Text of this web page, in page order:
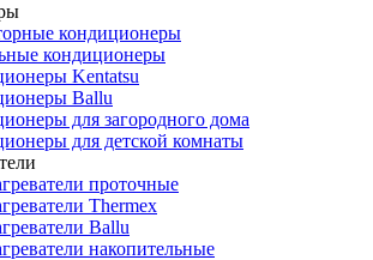
кондиционеры
кондиционеры
Kentatsu
Ballu
для загородного дома
для детской комнаты
проточные
Thermex
Ballu
накопительные